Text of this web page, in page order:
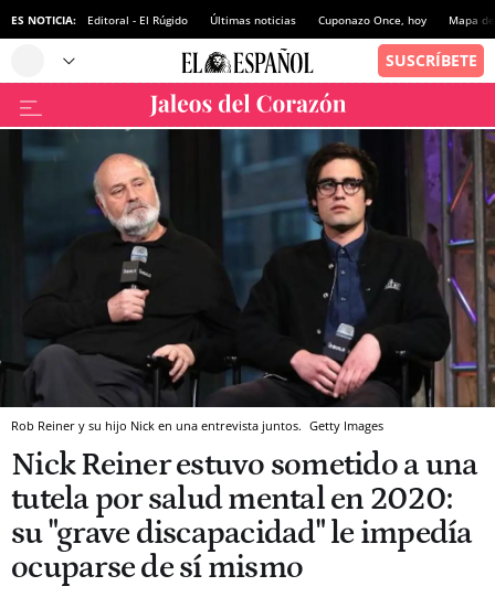
ES NOTICIA: Editoral - El Rúgido Últimas noticias Cuponazo Once, hoy Mapa
Rob Reiner y su hijo Nick en una entrevista juntos. Getty Images
Nick Reiner estuvo sometido a una
tutela por salud mental en 2020:
su "grave discapacidad" le impedía
ocuparse de sí mismo